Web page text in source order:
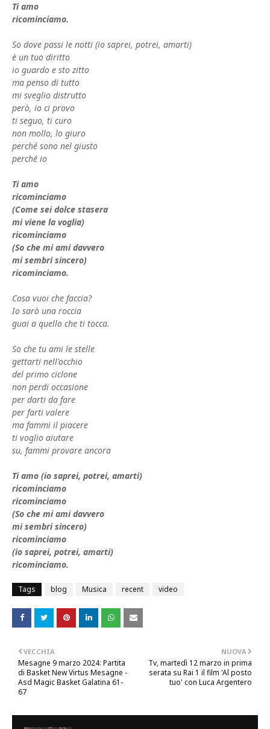
Ti amo
ricominciamo.
So dove passi le notti (io saprei, potrei, amarti)
è un tuo diritto
io guardo e sto zitto
ma penso di tutto
mi sveglio distrutto
però, io ci provo
ti seguo, ti curo
non mollo, lo giuro
perché sono nel giusto
perché io
Ti amo
ricominciamo
(Come sei dolce stasera
mi viene la voglia)
ricominciamo
(So che mi ami davvero
mi sembri sincero)
ricominciamo.
Cosa vuoi che faccia?
Io sarò una roccia
guai a quello che ti tocca.
So che tu ami le stelle
gettarti nell'occhio
del primo ciclone
non perdi occasione
per darti da fare
per farti valere
ma fammi il piacere
ti voglio aiutare
su, fammi provare ancora
Ti amo (io saprei, potrei, amarti)
ricominciamo
ricominciamo
(So che mi ami davvero
mi sembri sincero)
ricominciamo
(io saprei, potrei, amarti)
ricominciamo.
Tags blog Musica recent video
NUOVA
Tv, martedì 12 marzo in prima
serata su Rai 1 il film 'Al posto
tuo' con Luca Argentero
VECCHIA
Mesagne 9 marzo 2024: Partita
di Basket New Virtus Mesagne -
Asd Magic Basket Galatina 61-
67